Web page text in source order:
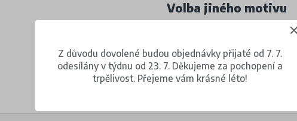
Volba jiného motivu
Z důvodu dovolené budou objednávky přijaté od 7. 7.
odesílány v týdnu od 23. 7. Děkujeme za pochopení a
trpělivost. Přejeme vám krásné léto!